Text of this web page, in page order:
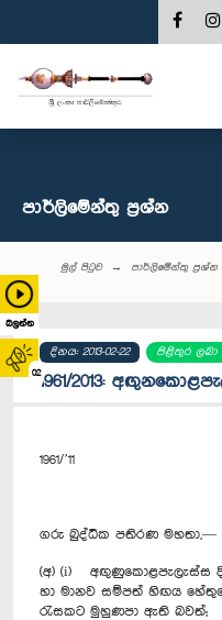
බලන්න
02
පාර්ලි‌මේන්තු‌ ප්‍රශ්න
මුල් පිටුව පාර්ලි‌මේන්තු‌ ප්‍රශ්න
දිනය: 2013-02-22 පිළිතුර
1961/2013:
1961/’11
ගරු බුද්ධික පතිරණ මහතා,—
(අ) (i) අඟුණුකොළපැලැස්ස
හා මානව සම්පත් හිඟය
රැසකට මුහුණපා ඇති බවත්;